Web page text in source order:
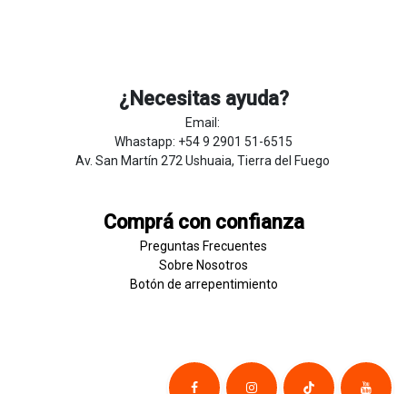
¿Necesitas ayuda?
Email:
Whastapp: +54 9 2901 51-6515
Av. San Martín 272 Ushuaia, Tierra del Fuego
Comprá con confianza
Preguntas Frecuentes
Sobre Nosotros
Botón de ​arrepentim​​​iento